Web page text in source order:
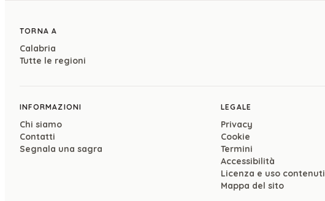
TORNA A
Calabria
Tutte le regioni
INFORMAZIONI
Chi siamo
Contatti
Segnala una sagra
LEGALE
Privacy
Cookie
Termini
Accessibilità
Licenza e uso contenuti
Mappa del sito